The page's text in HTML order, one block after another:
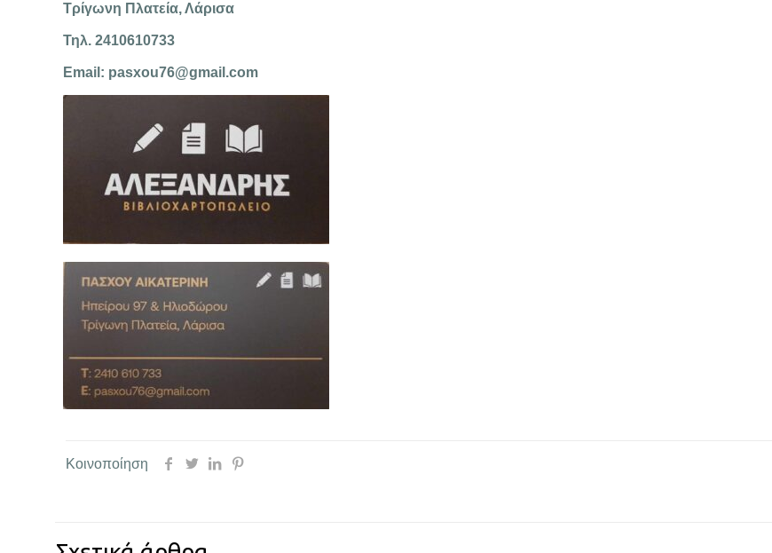
Τρίγωνη Πλατεία, Λάρισα
Τηλ. 2410610733
Email: pasxou76@gmail.com
Κοινοποίηση